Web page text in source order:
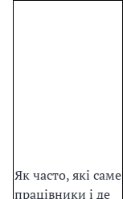
Як часто, які саме
працівники і де